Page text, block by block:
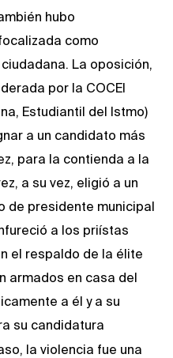
hubo
como
La oposición,
por la COCEI
Estudiantil del Istmo)
a un candidato más
para la contienda a la
a su vez, eligió a un
de presidente municipal
a los priístas
el respaldo de la élite
armados en casa del
a él y a su
su candidatura
la violencia fue una